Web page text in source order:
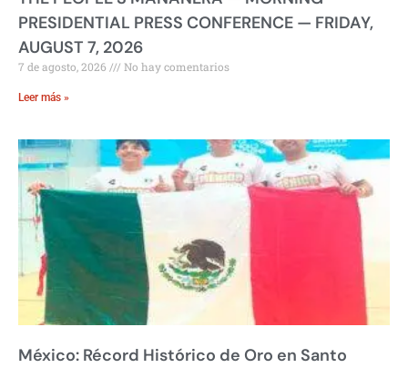
PRESIDENTIAL PRESS CONFERENCE — FRIDAY,
AUGUST 7, 2026
7 de agosto, 2026 No hay comentarios
Leer más »
México: Récord Histórico de Oro en Santo